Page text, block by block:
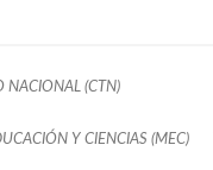
NACIONAL (CTN)
Y CIENCIAS (MEC)